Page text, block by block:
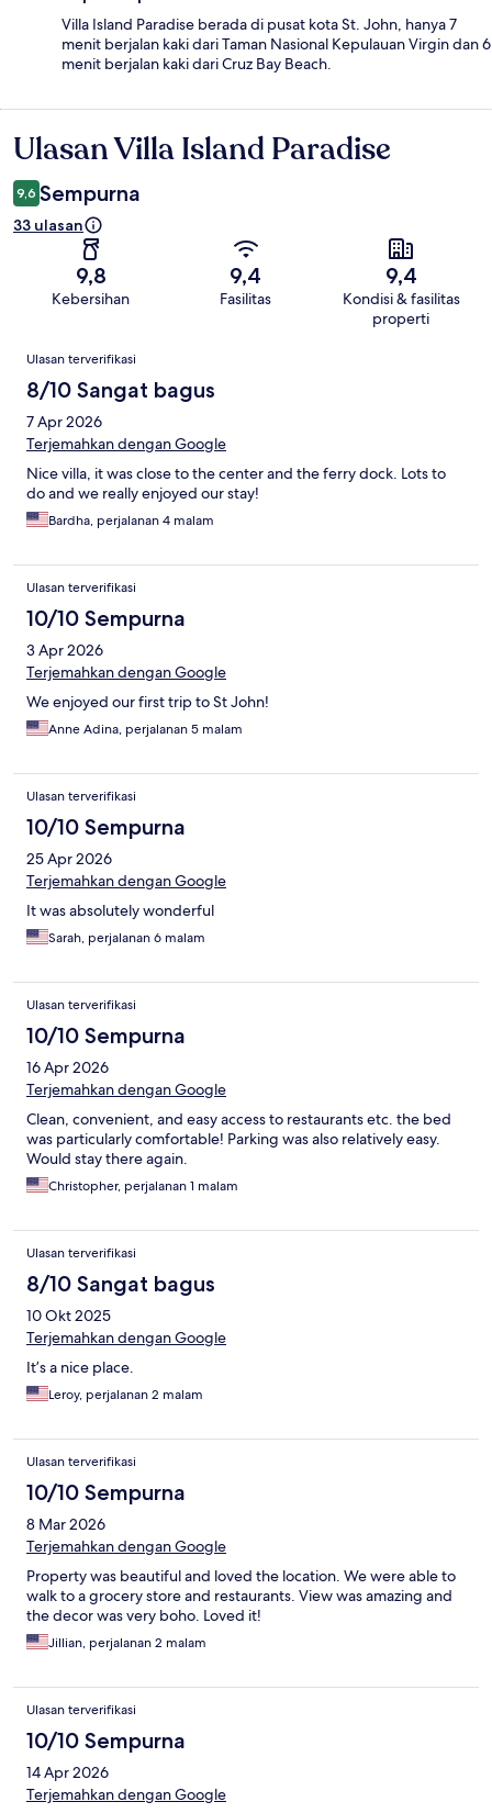
Villa Island Paradise berada di pusat kota St. John, hanya 7
menit berjalan kaki dari Taman Nasional Kepulauan Virgin dan 6
menit berjalan kaki dari Cruz Bay Beach.
Ulasan
Ulasan Villa Island Paradise
9,6 Sempurna
33 ulasan
9,8
Kebersihan
9,4
Fasilitas
9,4
Kondisi & fasilitas
properti
Ulasan
Ulasan terverifikasi
8/10 Sangat bagus
7 Apr 2026
Terjemahkan dengan Google
Nice villa, it was close to the center and the ferry dock. Lots to
do and we really enjoyed our stay!
Bardha, perjalanan 4 malam
Ulasan terverifikasi
10/10 Sempurna
3 Apr 2026
Terjemahkan dengan Google
We enjoyed our first trip to St John!
Anne Adina, perjalanan 5 malam
Ulasan terverifikasi
10/10 Sempurna
25 Apr 2026
Terjemahkan dengan Google
It was absolutely wonderful
Sarah, perjalanan 6 malam
Ulasan terverifikasi
10/10 Sempurna
16 Apr 2026
Terjemahkan dengan Google
Clean, convenient, and easy access to restaurants etc. the bed
was particularly comfortable! Parking was also relatively easy.
Would stay there again.
Christopher, perjalanan 1 malam
Ulasan terverifikasi
8/10 Sangat bagus
10 Okt 2025
Terjemahkan dengan Google
It’s a nice place.
Leroy, perjalanan 2 malam
Ulasan terverifikasi
10/10 Sempurna
8 Mar 2026
Terjemahkan dengan Google
Property was beautiful and loved the location. We were able to
walk to a grocery store and restaurants. View was amazing and
the decor was very boho. Loved it!
Jillian, perjalanan 2 malam
Ulasan terverifikasi
10/10 Sempurna
14 Apr 2026
Terjemahkan dengan Google